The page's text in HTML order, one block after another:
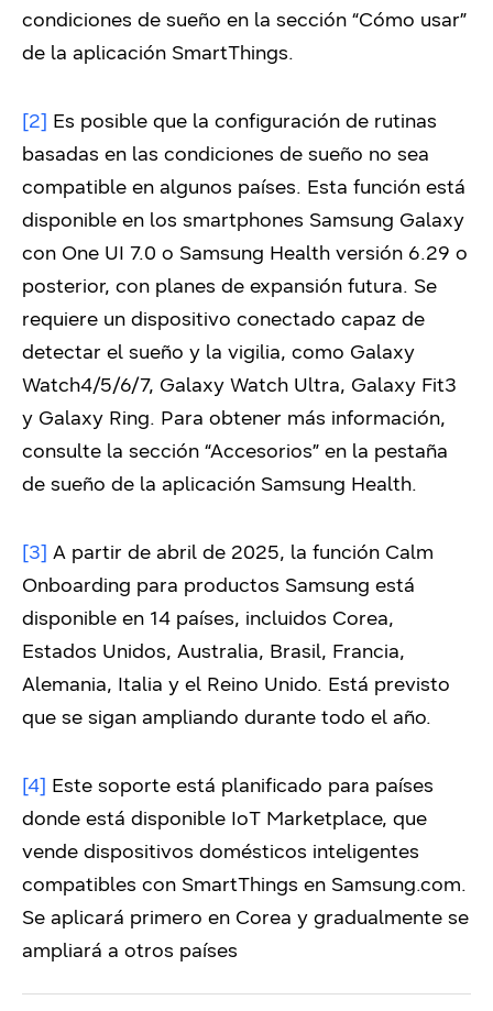
condiciones de sueño en la sección “Cómo usar”
de la aplicación SmartThings.
[2] Es posible que la configuración de rutinas
basadas en las condiciones de sueño no sea
compatible en algunos países. Esta función está
disponible en los smartphones Samsung Galaxy
con One UI 7.0 o Samsung Health versión 6.29 o
posterior, con planes de expansión futura. Se
requiere un dispositivo conectado capaz de
detectar el sueño y la vigilia, como Galaxy
Watch4/5/6/7, Galaxy Watch Ultra, Galaxy Fit3
y Galaxy Ring. Para obtener más información,
consulte la sección “Accesorios” en la pestaña
de sueño de la aplicación Samsung Health.
[3] A partir de abril de 2025, la función Calm
Onboarding para productos Samsung está
disponible en 14 países, incluidos Corea,
Estados Unidos, Australia, Brasil, Francia,
Alemania, Italia y el Reino Unido. Está previsto
que se sigan ampliando durante todo el año.
[4] Este soporte está planificado para países
donde está disponible IoT Marketplace, que
vende dispositivos domésticos inteligentes
compatibles con SmartThings en Samsung.com.
Se aplicará primero en Corea y gradualmente se
ampliará a otros países